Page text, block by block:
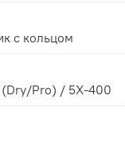
с кольцом
(Dry/Pro) / 5X-400